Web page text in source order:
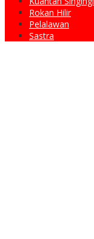
Rokan Hilir
Pelalawan
Sastra